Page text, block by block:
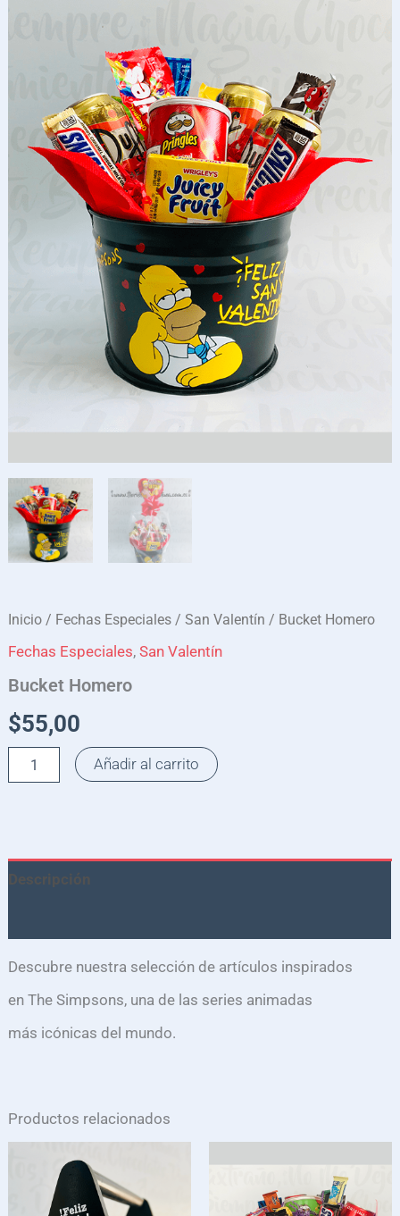
Inicio / Fechas Especiales /San Valentín / Bucket Homero
Fechas Especiales,San Valentín
Bucket Homero
$55,00
Añadir al carrito
Descripción
Descubre nuestra selección de artículos inspirados
enThe Simpsons, una de las series animadas
más icónicas del mundo.
Productos relacionados